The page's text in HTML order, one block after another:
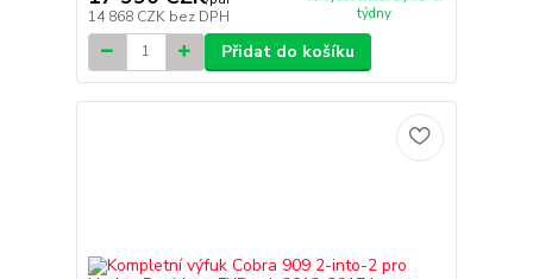
14 868 CZK bez DPH
týdny
Přidat do košíku